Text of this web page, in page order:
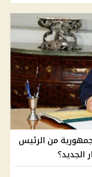
جديدة: 7 قرارات جمهورية من الرئيس
الجديد؟